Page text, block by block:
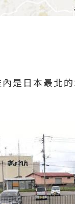
是日本最北